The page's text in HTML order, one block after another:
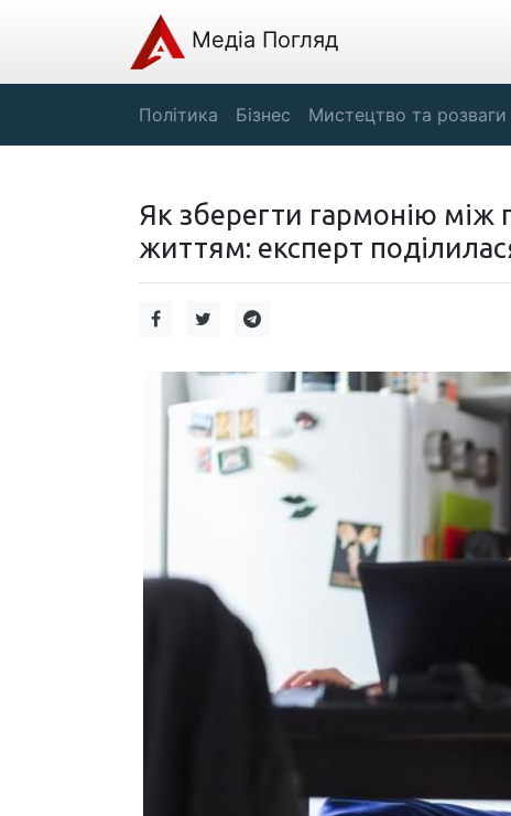
Медіа Погляд
Політика Бізнес Мистецтво та розваги
Як зберегти гармонію між
життям: експерт